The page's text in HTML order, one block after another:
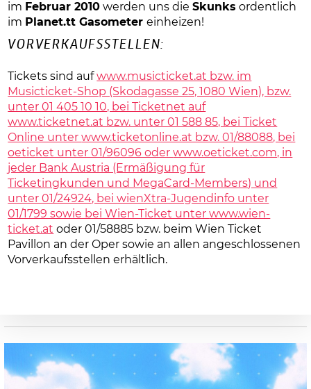
im Februar 2010 werden uns dieSkunks ordentlich
im Planet.tt Gasometereinheizen!
VORVERKAUFSSTELLEN:
Tickets sind aufwww.musicticket.at bzw. im
Musicticket-Shop (Skodagasse 25, 1080 Wien), bzw.
unter 01 405 10 10, bei Ticketnet auf
www.ticketnet.at bzw. unter 01 588 85, bei Ticket
Online unterwww.ticketonline.at bzw. 01/88088, bei
oeticket unter 01/96096 oderwww.oeticket.com, in
jeder Bank Austria (Ermäßigung für
Ticketingkunden und MegaCard-Members) und
unter 01/24924, bei wienXtra-Jugendinfo unter
01/1799 sowie bei Wien-Ticket unterwww.wien-
ticket.at oder 01/58885 bzw. beim Wien Ticket
Pavillon an der Oper sowie an allen angeschlossenen
Vorverkaufsstellen erhältlich.